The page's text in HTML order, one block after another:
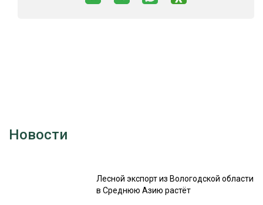
Новости
Лесной экспорт из Вологодской области
в Среднюю Азию растёт